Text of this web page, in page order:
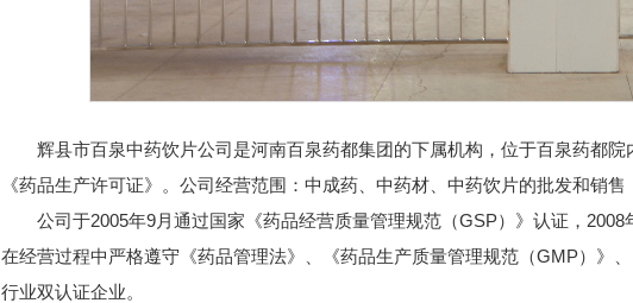
辉县市百泉中药饮片公司是河南百泉药都集团的下属机构，位于百泉药都
《药品生产许可证》。公司经营范围：中成药、中药材、中药饮片的批发和销
公司于2005年9月通过国家《药品经营质量管理规范（GSP）》认证，
在经营过程中严格遵守《药品管理法》、《药品生产质量管理规范（GMP）》
行业双认证企业。